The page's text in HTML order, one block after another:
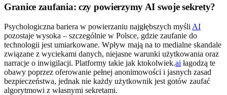
Granice zaufania: czy powierzymy AI swoje sekrety?
Psychologiczna bariera w powierzaniu najgłębszych myśli AI
pozostaje wysoka – szczególnie w Polsce, gdzie zaufanie do
technologii jest umiarkowane. Wpływ mają na to medialne skandale
związane z wyciekami danych, niejasne warunki użytkowania oraz
narracje o inwigilacji. Platformy takie jak ktokolwiek.ai łagodzą te
obawy poprzez oferowanie pełnej anonimowości i jasnych zasad
bezpieczeństwa, jednak nie każdy użytkownik jest gotów zaufać
algorytmowi z własnymi sekretami.